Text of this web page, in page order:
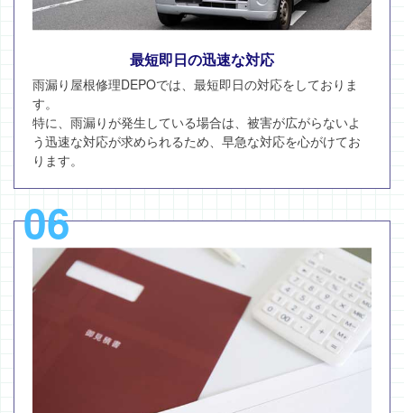
最短即日の迅速な対応
雨漏り屋根修理DEPOでは、最短即日の対応をしておりま
す。
特に、雨漏りが発生している場合は、被害が広がらないよ
う迅速な対応が求められるため、早急な対応を心がけてお
ります。
06